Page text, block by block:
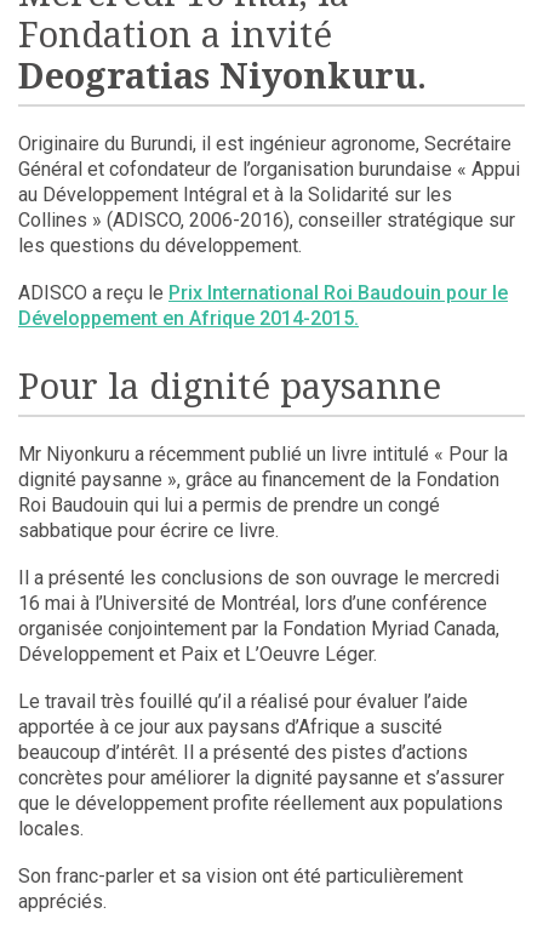
Fondation a invité
Deogratias Niyonkuru.
Originaire du Burundi, il est ingénieur agronome, Secrétaire
Général et cofondateur de l’organisation burundaise « Appui
au Développement Intégral et à la Solidarité sur les
Collines » (ADISCO, 2006-2016), conseiller stratégique sur
les questions du développement.
ADISCO a reçu le Prix International Roi Baudouin pour le
Développement en Afrique 2014-2015.
Pour la dignité paysanne
Mr Niyonkuru a récemment publié un livre intitulé « Pour la
dignité paysanne », grâce au financement de la Fondation
Roi Baudouin qui lui a permis de prendre un congé
sabbatique pour écrire ce livre.
Il a présenté les conclusions de son ouvrage le mercredi
16 mai à l’Université de Montréal, lors d’une conférence
organisée conjointement par la Fondation Myriad Canada,
Développement et Paix et L’Oeuvre Léger.
Le travail très fouillé qu’il a réalisé pour évaluer l’aide
apportée à ce jour aux paysans d’Afrique a suscité
beaucoup d’intérêt. Il a présenté des pistes d’actions
concrètes pour améliorer la dignité paysanne et s’assurer
que le développement profite réellement aux populations
locales.
Son franc-parler et sa vision ont été particulièrement
appréciés.